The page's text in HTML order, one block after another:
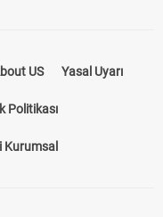
US Yasal Uyarı
Politikası
Kurumsal